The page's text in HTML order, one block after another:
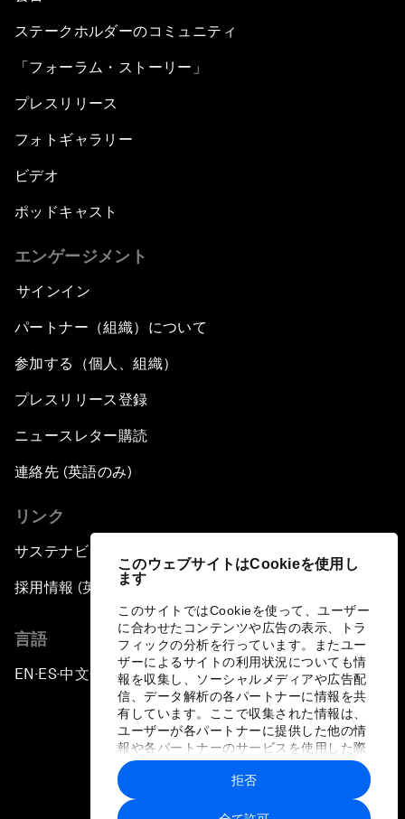
このウェブサイトはCookieを使用し
ます
このサイトではCookieを使って、ユーザー
に合わせたコンテンツや広告の表示、トラ
フィックの分析を行っています。またユー
ザーによるサイトの利用状況についても情
報を収集し、ソーシャルメディアや広告配
信、データ解析の各パートナーに情報を共
有しています。ここで収集された情報は、
ユーザーが各パートナーに提供した他の情
報や各パートナーのサービスを使用した際
に収集された情報と組み合わされ、各パー
トナーによって使用されることがありま
す。
拒否
ステークホルダーのコミュニティ
「フォーラム・ストーリー」
プレスリリース
フォトギャラリー
ビデオ
ポッドキャスト
エンゲージメント
サインイン
パートナー（組織）について
参加する（個人、組織）
プレスリリース登録
ニュースレター購読
連絡先 (英語のみ)
リンク
サステナビリティへの取り組み
採用情報 (英語のみ)
言語
EN ▪ ES▪中文▪ 日本語
プライバシーポリシーと利用規約